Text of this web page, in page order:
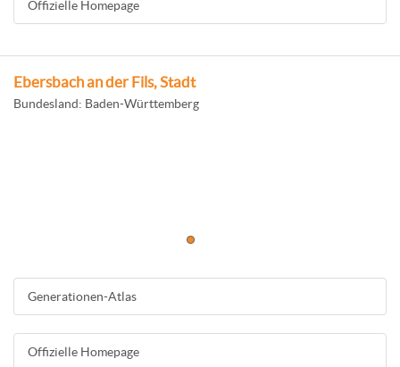
Offizielle Homepage
Ebersbach an der Fils, Stadt
Bundesland: Baden-Württemberg
Generationen-Atlas
Offizielle Homepage